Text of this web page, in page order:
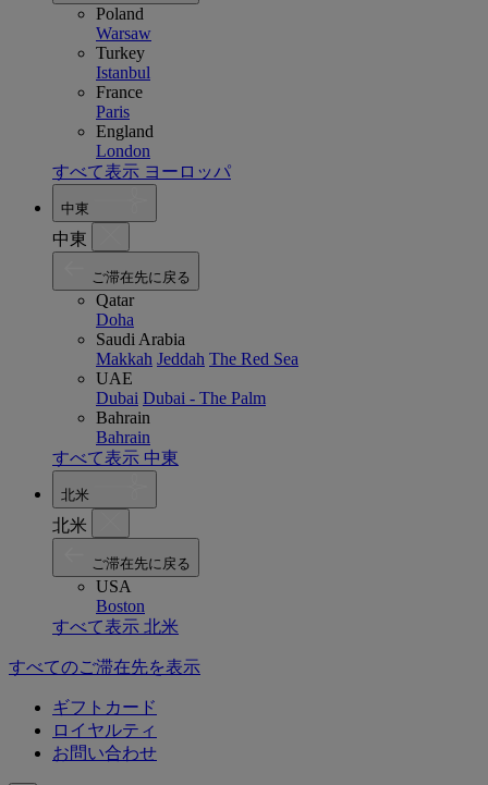
Poland
Warsaw
Turkey
Istanbul
France
Paris
England
London
すべて表示 ヨーロッパ
中東
中東
ご滞在先に戻る
Qatar
Doha
Saudi Arabia
Makkah Jeddah The Red Sea
UAE
Dubai Dubai - The Palm
Bahrain
Bahrain
すべて表示 中東
北米
北米
ご滞在先に戻る
USA
Boston
すべて表示 北米
すべてのご滞在先を表示
ギフトカード
ロイヤルティ
お問い合わせ